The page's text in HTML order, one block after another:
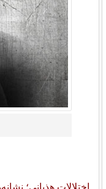
اختلالات هذیانی؛